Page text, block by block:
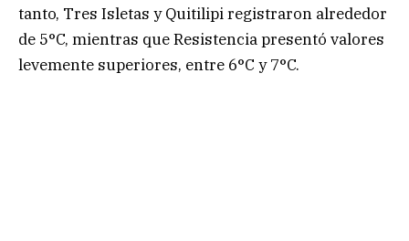
tanto, Tres Isletas y Quitilipi registraron alrededor
de 5°C, mientras que Resistencia presentó valores
levemente superiores, entre 6°C y 7°C.